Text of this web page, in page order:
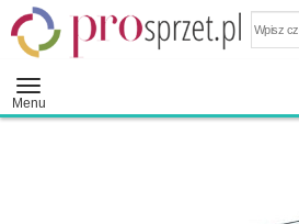
Menu